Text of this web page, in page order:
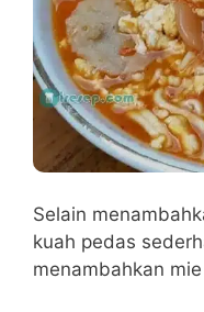
Selain
kuah pedas
menambahkan